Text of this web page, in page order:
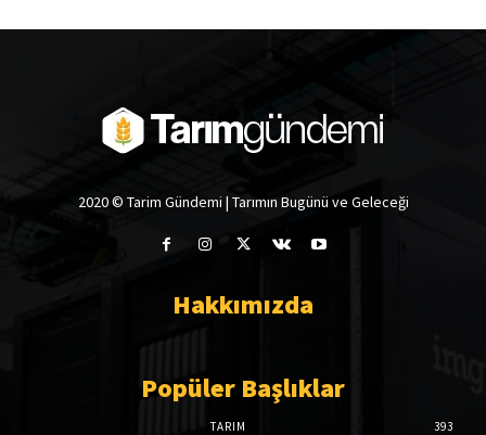
2020 © Tarim Gündemi | Tarımın Bugünü ve Geleceği
Hakkımızda
Popüler Başlıklar
TARIM
393